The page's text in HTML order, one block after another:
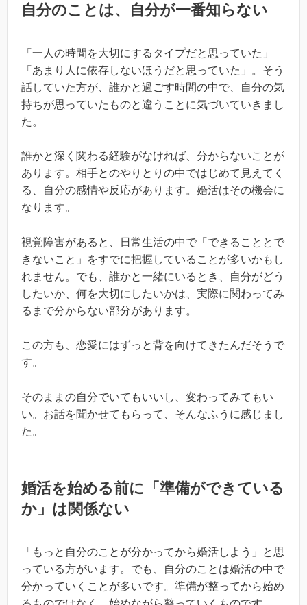
自分のことは、自分が一番知らない
「一人の時間を大切にするタイプだと思っていた」
「あまり人に依存しないほうだと思っていた」。そう
話していた方が、誰かと過ごす時間の中で、自分の気
持ちが思っていたものと違うことに気づいていきまし
た。
誰かと深く関わる経験がなければ、分からないことが
あります。相手とのやりとりの中ではじめて見えてく
る、自分の感情や反応があります。婚活はその機会に
なります。
視覚障害があると、日常生活の中で「できることとで
きないこと」をすでに把握していることが多いかもし
れません。でも、誰かと一緒にいるとき、自分がどう
したいか、何を大切にしたいかは、実際に関わってみ
るまで分からない部分があります。
この方も、恋愛にはずっと背を向けてきたんだそうで
す。
そのままの自分でいてもいいし、変わってみてもい
い。お話を聞かせてもらって、そんなふうに感じまし
た。
婚活を始める前に「準備ができている
か」は関係ない
「もっと自分のことが分かってから婚活しよう」と思
っている方がいます。でも、自分のことは婚活の中で
分かっていくことが多いです。準備が整ってから始め